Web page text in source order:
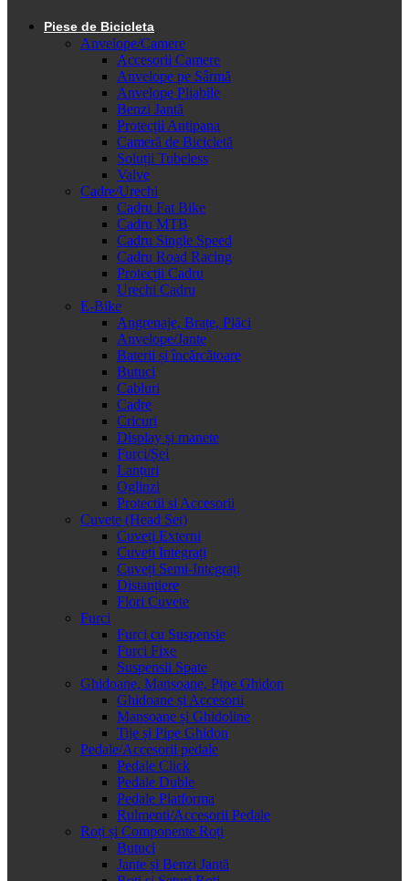
Piese de Bicicleta
Anvelope/Camere
Accesorii Camere
Anvelope pe Sârmă
Anvelope Pliabile
Benzi Jantă
Protecții Antipana
Cameră de Bicicletă
Soluții Tubeless
Valve
Cadre/Urechi
Cadru Fat Bike
Cadru MTB
Cadru Single Speed
Cadru Road Racing
Protecții Cadru
Urechi Cadru
E-Bike
Angrenaje, Brațe, Plăci
Anvelope/Jante
Baterii și încărcătoare
Butuci
Cabluri
Cadre
Cricuri
Display și manete
Furci/Șei
Lanțuri
Oglinzi
Protectii si Accesorii
Cuvete (Head Set)
Cuveți Externi
Cuveți Integrați
Cuveți Semi-Integrați
Distanțiere
Flori Cuvete
Furci
Furci cu Suspensie
Furci Fixe
Suspensii Spate
Ghidoane, Mansoane, Pipe Ghidon
Ghidoane și Accesorii
Mansoane și Ghidoline
Tije și Pipe Ghidon
Pedale/Accesorii pedale
Pedale Click
Pedale Duble
Pedale Platforma
Rulmenti/Accesorii Pedale
Roți și Componente Roți
Butuci
Jante și Benzi Jantă